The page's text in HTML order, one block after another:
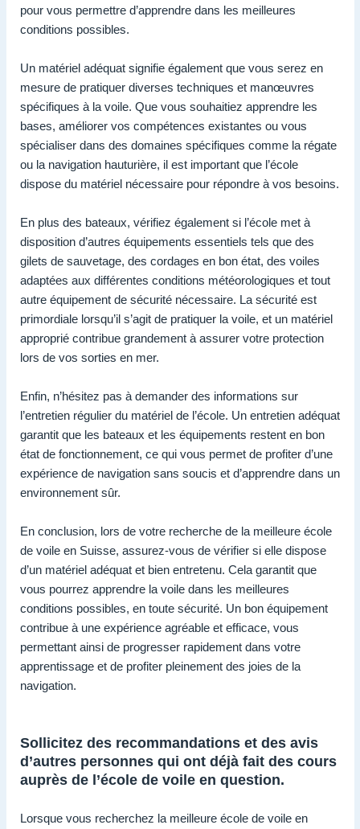
pour vous permettre d’apprendre dans les meilleures
conditions possibles.
Un matériel adéquat signifie également que vous serez en
mesure de pratiquer diverses techniques et manœuvres
spécifiques à la voile. Que vous souhaitiez apprendre les
bases, améliorer vos compétences existantes ou vous
spécialiser dans des domaines spécifiques comme la régate
ou la navigation hauturière, il est important que l’école
dispose du matériel nécessaire pour répondre à vos besoins.
En plus des bateaux, vérifiez également si l’école met à
disposition d’autres équipements essentiels tels que des
gilets de sauvetage, des cordages en bon état, des voiles
adaptées aux différentes conditions météorologiques et tout
autre équipement de sécurité nécessaire. La sécurité est
primordiale lorsqu’il s’agit de pratiquer la voile, et un matériel
approprié contribue grandement à assurer votre protection
lors de vos sorties en mer.
Enfin, n’hésitez pas à demander des informations sur
l’entretien régulier du matériel de l’école. Un entretien adéquat
garantit que les bateaux et les équipements restent en bon
état de fonctionnement, ce qui vous permet de profiter d’une
expérience de navigation sans soucis et d’apprendre dans un
environnement sûr.
En conclusion, lors de votre recherche de la meilleure école
de voile en Suisse, assurez-vous de vérifier si elle dispose
d’un matériel adéquat et bien entretenu. Cela garantit que
vous pourrez apprendre la voile dans les meilleures
conditions possibles, en toute sécurité. Un bon équipement
contribue à une expérience agréable et efficace, vous
permettant ainsi de progresser rapidement dans votre
apprentissage et de profiter pleinement des joies de la
navigation.
Sollicitez des recommandations et des avis
d’autres personnes qui ont déjà fait des cours
auprès de l’école de voile en question.
Lorsque vous recherchez la meilleure école de voile en